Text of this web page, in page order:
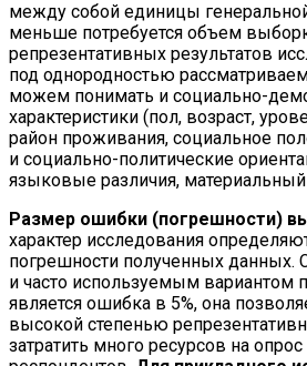
между собой единицы
меньше потребуется объем
репрезентативных результатов
под однородностью
можем понимать и социально-
характеристики (пол, возраст,
район проживания, социальное
и социально-политические
языковые различия, материальный
Размер ошибки (погрешности)
характер исследования
погрешности полученных
и часто используемым вариантом
является ошибка в 5%, она
высокой степенью
затратить много ресурсов на